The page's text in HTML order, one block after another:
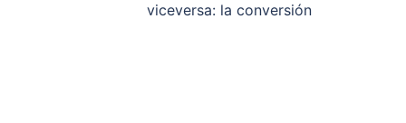
viceversa: la conversión